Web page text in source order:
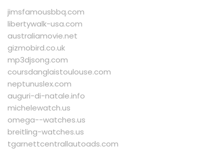
jimsfamousbbq.com
libertywalk-usa.com
australiamovie.net
gizmobird.co.uk
mp3djsong.com
coursdanglaistoulouse.com
neptunuslex.com
auguri-di-natale.info
michelewatch.us
omega--watches.us
breitling-watches.us
tgarnettcentrallautoads.com